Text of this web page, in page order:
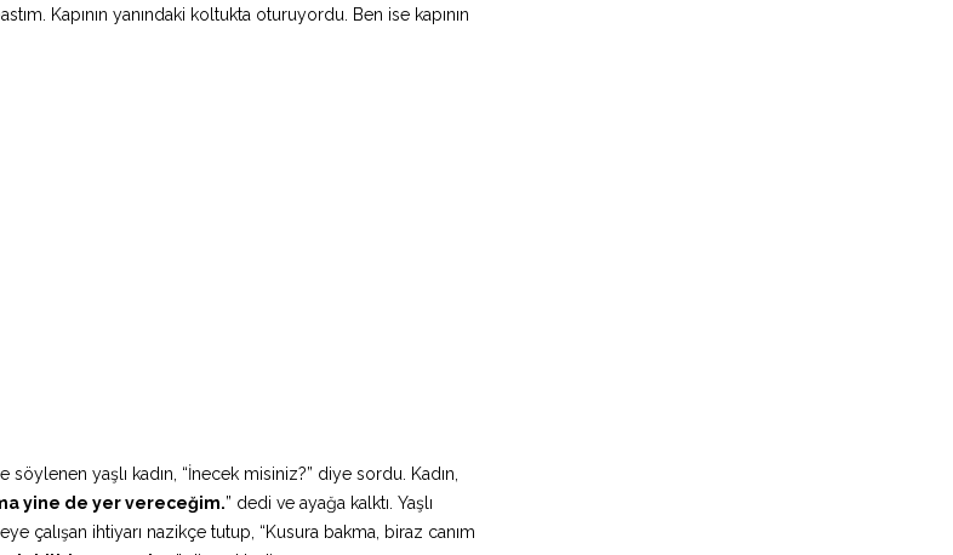
Kapının yanındaki koltukta oturuyordu. Ben ise kapının
yaşlı kadın, “İnecek misiniz?” diye sordu. Kadın,
yine de yer vereceğim.” dedi ve ayağa kalktı. Yaşlı
çalışan ihtiyarı nazikçe tutup, “Kusura bakma, biraz canım